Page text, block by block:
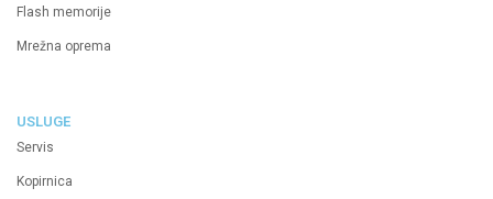
Flash memorije
Mrežna oprema
USLUGE
Servis
Kopirnica